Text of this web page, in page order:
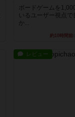
ボードゲームを
いるユーザー視点で
か...
約10時間前
レビュー